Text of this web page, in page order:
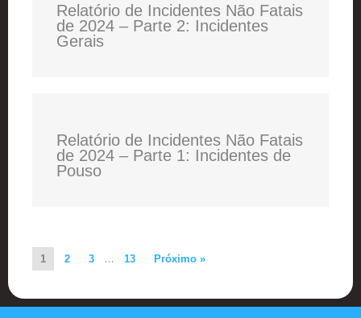
Relatório de Incidentes Não Fatais
de 2024 – Parte 2: Incidentes
Gerais
Relatório de Incidentes Não Fatais
de 2024 – Parte 1: Incidentes de
Pouso
1 2 3 … 13 Próximo »